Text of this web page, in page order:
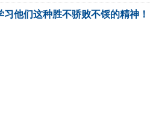
他们这种胜不骄败不馁的精神！